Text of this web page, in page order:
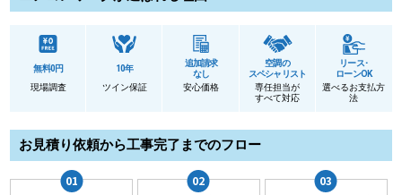
無料0円
現場調査
10年
ツイン保証
追加請求
なし
安心価格
空調の
スペシャリスト
専任担当が
すべて対応
リース･
ローンOK
選べるお支払方
法
お見積り依頼から工事完了までのフロー